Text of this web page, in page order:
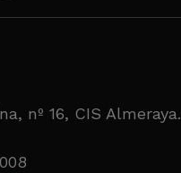
nº 16, CIS Almeraya.